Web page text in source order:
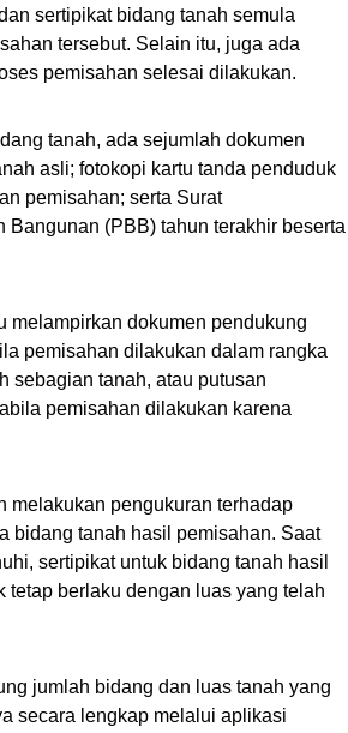
sertipikat bidang tanah semula
tersebut. Selain itu, juga ada
pemisahan selesai dilakukan.
tanah, ada sejumlah dokumen
asli; fotokopi kartu tanda penduduk
pemisahan; serta Surat
(PBB) tahun terakhir beserta
melampirkan dokumen pendukung
pemisahan dilakukan dalam rangka
sebagian tanah, atau putusan
pemisahan dilakukan karena
melakukan pengukuran terhadap
bidang tanah hasil pemisahan. Saat
sertipikat untuk bidang tanah hasil
berlaku dengan luas yang telah
jumlah bidang dan luas tanah yang
secara lengkap melalui aplikasi